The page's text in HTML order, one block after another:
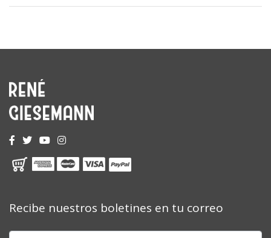
Recibe nuestros boletines en tu correo